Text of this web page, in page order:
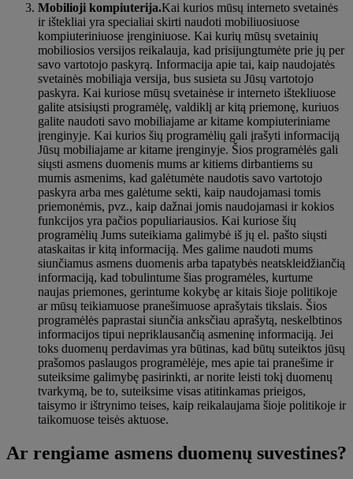
Mobilioji kompiuterija.Kai kurios mūsų interneto svetainės
ir ištekliai yra specialiai skirti naudoti mobiliuosiuose
kompiuteriniuose įrenginiuose. Kai kurių mūsų svetainių
mobiliosios versijos reikalauja, kad prisijungtumėte prie jų per
savo vartotojo paskyrą. Informacija apie tai, kaip naudojatės
svetainės mobiliąja versija, bus susieta su Jūsų vartotojo
paskyra. Kai kuriose mūsų svetainėse ir interneto ištekliuose
galite atsisiųsti programėlę, valdiklį ar kitą priemonę, kuriuos
galite naudoti savo mobiliajame ar kitame kompiuteriniame
įrenginyje. Kai kurios šių programėlių gali įrašyti informaciją
Jūsų mobiliajame ar kitame įrenginyje. Šios programėlės gali
siųsti asmens duomenis mums ar kitiems dirbantiems su
mumis asmenims, kad galėtumėte naudotis savo vartotojo
paskyra arba mes galėtume sekti, kaip naudojamasi tomis
priemonėmis, pvz., kaip dažnai jomis naudojamasi ir kokios
funkcijos yra pačios populiariausios. Kai kuriose šių
programėlių Jums suteikiama galimybė iš jų el. pašto siųsti
ataskaitas ir kitą informaciją. Mes galime naudoti mums
siunčiamus asmens duomenis arba tapatybės neatskleidžiančią
informaciją, kad tobulintume šias programėles, kurtume
naujas priemones, gerintume kokybę ar kitais šioje politikoje
ar mūsų teikiamuose pranešimuose aprašytais tikslais. Šios
programėlės paprastai siunčia anksčiau aprašytą, neskelbtinos
informacijos tipui nepriklausančią asmeninę informaciją. Jei
toks duomenų perdavimas yra būtinas, kad būtų suteiktos jūsų
prašomos paslaugos programėlėje, mes apie tai pranešime ir
suteiksime galimybę pasirinkti, ar norite leisti tokį duomenų
tvarkymą, be to, suteiksime visas atitinkamas prieigos,
taisymo ir ištrynimo teises, kaip reikalaujama šioje politikoje ir
taikomuose teisės aktuose.
Ar rengiame asmens duomenų suvestines?